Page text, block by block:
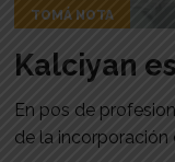
TOMÁ NOTA
Kalciyan
En pos de
de la incorporación